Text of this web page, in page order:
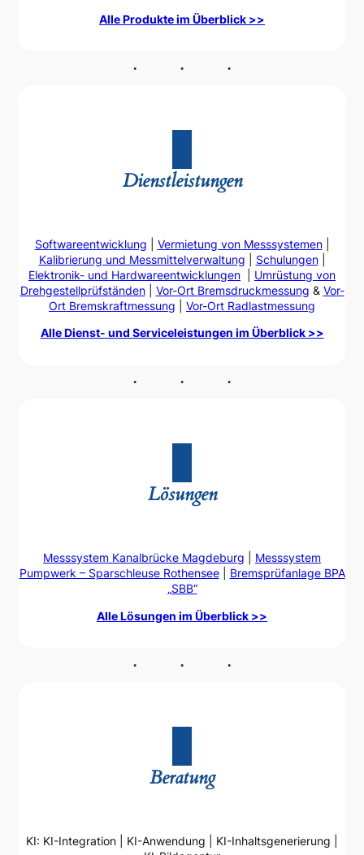
Alle Produkte im Überblick >>
Dienstleistungen
Softwareentwicklung Vermietung von Messsystemen|
Kalibrierung und Messmittelverwaltung
Schulungen|
Elektronik- und Hardwareentwicklungen
Umrüstung von
Drehgestellprüfständen| Vor-Ort Bremsdruckmessung & Vor-
Ort Bremskraftmessung
Vor-Ort Radlastmessung
Alle Dienst- und Serviceleistungen im Überblick >>
Lösungen
Messsystem Kanalbrücke Magdeburg
Messsystem
Pumpwerk – Sparschleuse Rothensee| Bremsprüfanlage BPA
„SBB“
Alle Lösungen im Überblick >>
Beratung
KI: KI-Integration | KI-Anwendung | KI-Inhaltsgenerierung |